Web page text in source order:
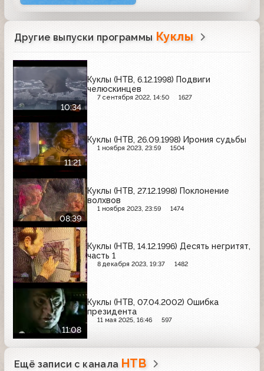
Другие выпуски программы Куклы
10:34
Куклы (НТВ, 6.12.1998) Подвиги
челюскинцев
7 сентября 2022, 14:50 1627
11:21
Куклы (НТВ, 26.09.1998) Ирония судьбы
1 ноября 2023, 23:59 1504
08:39
Куклы (НТВ, 27.12.1998) Поклонение
волхвов
1 ноября 2023, 23:59 1474
Куклы (НТВ, 14.12.1996) Десять негритят,
часть 1
8 декабря 2023, 19:37 1482
11:08
Куклы (НТВ, 07.04.2002) Ошибка
президента
11 мая 2025, 16:46 597
Ещё записи с канала НТВ